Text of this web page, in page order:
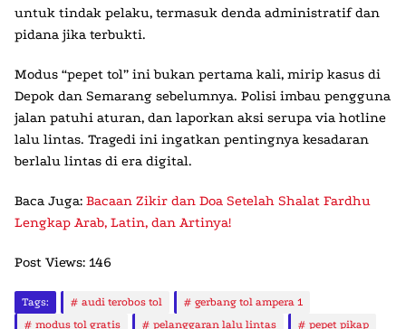
untuk tindak pelaku, termasuk denda administratif dan
pidana jika terbukti.
Modus “pepet tol” ini bukan pertama kali, mirip kasus di
Depok dan Semarang sebelumnya. Polisi imbau pengguna
jalan patuhi aturan, dan laporkan aksi serupa via hotline
lalu lintas. Tragedi ini ingatkan pentingnya kesadaran
berlalu lintas di era digital.
Baca Juga: Bacaan Zikir dan Doa Setelah Shalat Fardhu
Lengkap Arab, Latin, dan Artinya!
Post Views: 146
Tags: audi terobos tol
gerbang tol ampera 1
modus tol gratis
pelanggaran lalu lintas pepet pikap